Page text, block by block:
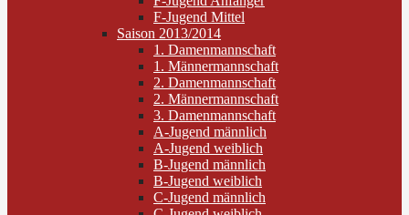
F-Jugend Mittel
Saison 2013/2014
1. Damenmannschaft
1. Männermannschaft
2. Damenmannschaft
2. Männermannschaft
3. Damenmannschaft
A-Jugend männlich
A-Jugend weiblich
B-Jugend männlich
B-Jugend weiblich
C-Jugend männlich